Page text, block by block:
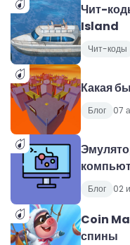
Чит-
Island
Чит-коды
Какая
Блог 07
Блог 02
Coin
спины